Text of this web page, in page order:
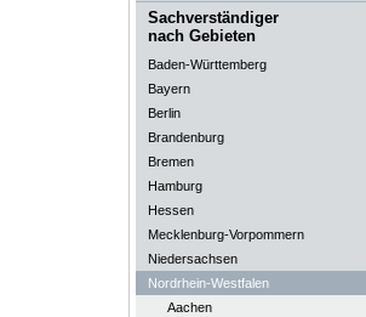
Sachverständiger
nach Gebieten
Baden-Württemberg
Bayern
Berlin
Brandenburg
Bremen
Hamburg
Hessen
Mecklenburg-Vorpommern
Niedersachsen
Nordrhein-Westfalen
Aachen